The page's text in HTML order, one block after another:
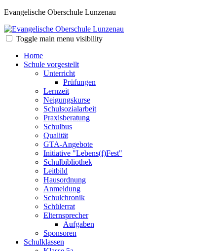
Evangelische Oberschule Lunzenau
Toggle main menu visibility
Home
Schule vorgestellt
Unterricht
Prüfungen
Lernzeit
Neigungskurse
Schulsozialarbeit
Praxisberatung
Schulbus
Qualität
GTA-Angebote
Initiative "Lebens(f)Fest"
Schulbibliothek
Leitbild
Hausordnung
Anmeldung
Schulchronik
Schülerrat
Elternsprecher
Aufgaben
Sponsoren
Schulklassen